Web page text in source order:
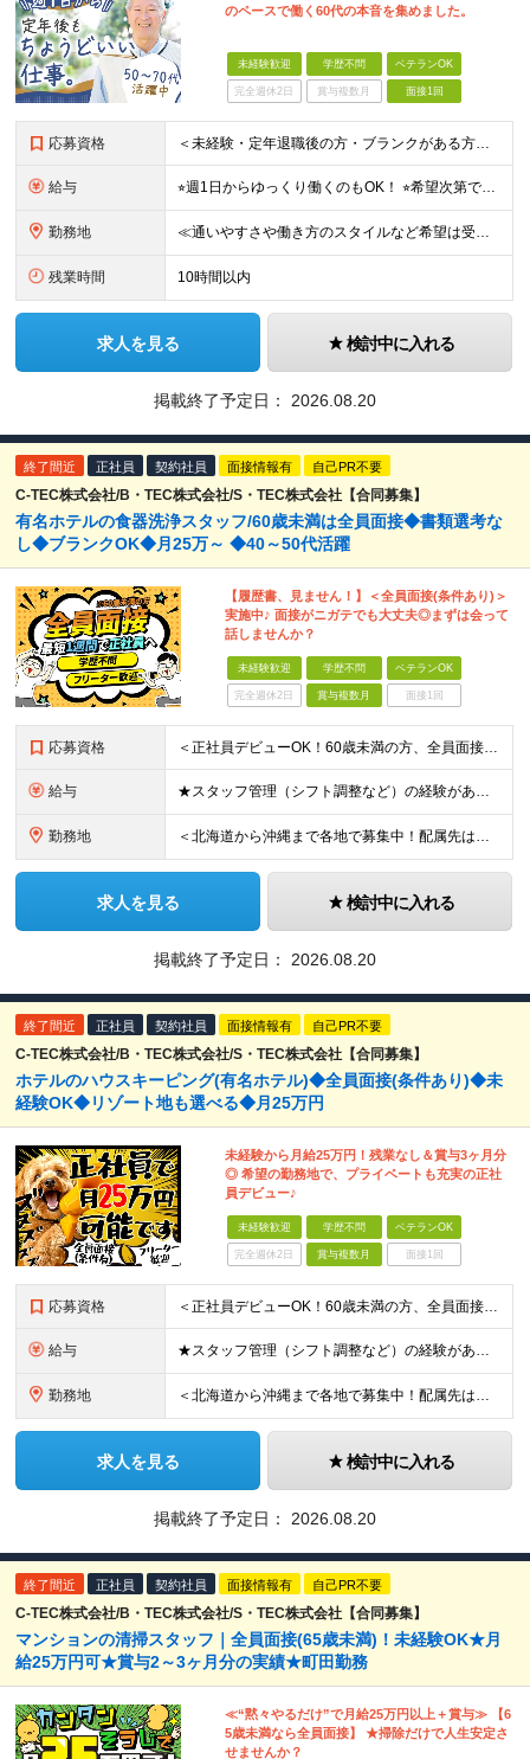
のペースで働く60代の本音を集めました。
未経験歓迎 学歴不問 ベテランOK
完全週休2日 賞与複数月 面接1回
応募資格 ＜未経験・定年退職後の方・ブランクがある方も大歓迎！＞ ※学歴不問 ★基本的なPCスキルをお持ちの方は歓迎します！ ★コミュニケーションが得意でない方でも大丈夫！ ★専門知識は不要、丁寧に指導しま
給与 ⭐︎週1日からゆっくり働くのもOK！ ⭐︎希望次第で収入UPも可能！ 日勤／日給10,400円～11,700円 当務（当直）／日給21,450円～24,700円 長夜勤／日給13,650円～15,2
勤務地 ≪通いやすさや働き方のスタイルなど希望は受け入れます！≫ ★転居を伴う転勤なし ★直行直帰が基本 ★駅チカ・オープニング案件も多数 ・希望に応じて東京都内近郊、ほか神奈川・千葉・埼玉も含め、配属先を
残業時間 10時間以内
求人を見る 検討中に入れる
掲載終了予定日： 2026.08.20
終了間近 正社員 契約社員 面接情報有 自己PR不要
C-TEC株式会社/B・TEC株式会社/S・TEC株式会社【合同募集】
有名ホテルの食器洗浄スタッフ/60歳未満は全員面接◆書類選考な
し◆ブランクOK◆月25万～ ◆40～50代活躍
【履歴書、見ません！】＜全員面接(条件あり)＞
実施中♪ 面接がニガテでも大丈夫◎まずは会って
話しませんか？
未経験歓迎 学歴不問 ベテランOK
完全週休2日 賞与複数月 面接1回
応募資格 ＜正社員デビューOK！60歳未満の方、全員面接＞ ◆学歴・経歴不問 ◆転職回数が多くてもOK ◆未経験／第二新卒OK ◆ブランクありOK ◆60歳未満の方（※定年年齢を上限として募集するため） ☆普
給与 ★スタッフ管理（シフト調整など）の経験があれば【月給28万円以上】 ★賞与支給実績：基本給の2ヶ月分～3ヶ月分 ＝＝ライフスタイルに合わせて働き方を選べます＝＝ ■正社員 ＜未経験者＞月給25万円～
勤務地 ＜北海道から沖縄まで各地で募集中！配属先は希望に合わせて決定します＞ ■北海道 ・パーク ハイアット ニセコ HANAZONO ★住み込み可 北海道虻田郡倶知安町字岩尾別328-47 ■東京都 ・
求人を見る 検討中に入れる
掲載終了予定日： 2026.08.20
終了間近 正社員 契約社員 面接情報有 自己PR不要
C-TEC株式会社/B・TEC株式会社/S・TEC株式会社【合同募集】
ホテルのハウスキーピング(有名ホテル)◆全員面接(条件あり)◆未
経験OK◆リゾート地も選べる◆月25万円
未経験から月給25万円！残業なし＆賞与3ヶ月分
◎ 希望の勤務地で、プライベートも充実の正社
員デビュー♪
未経験歓迎 学歴不問 ベテランOK
完全週休2日 賞与複数月 面接1回
応募資格 ＜正社員デビューOK！60歳未満の方、全員面接＞ ◆学歴・経歴不問 ◆転職回数が多くてもOK ◆未経験／第二新卒OK ◆ブランクありOK ◆60歳未満の方（※定年年齢を上限として募集するため） ☆普
給与 ★スタッフ管理（シフト調整など）の経験があれば【月給28万円以上】 ★賞与支給実績：基本給の2ヶ月分～3ヶ月分 ＝＝ライフスタイルに合わせて働き方を選べます＝＝ ■正社員 ＜未経験者＞月給25万円(
勤務地 ＜北海道から沖縄まで各地で募集中！配属先は希望に合わせて決定します＞ ■北海道 ・パーク ハイアット ニセコ HANAZONO ★住み込み可 北海道虻田郡倶知安町字岩尾別328-47 ・インターコン
求人を見る 検討中に入れる
掲載終了予定日： 2026.08.20
終了間近 正社員 契約社員 面接情報有 自己PR不要
C-TEC株式会社/B・TEC株式会社/S・TEC株式会社【合同募集】
マンションの清掃スタッフ｜全員面接(65歳未満)！未経験OK★月
給25万円可★賞与2～3ヶ月分の実績★町田勤務
≪“黙々やるだけ”で月給25万円以上＋賞与≫ 【6
5歳未満なら全員面接】 ★掃除だけで人生安定さ
せませんか？